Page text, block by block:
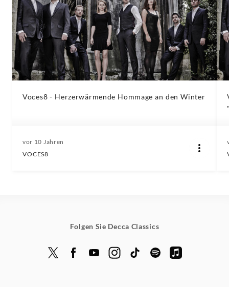
Voces8 - Herzerwärmende Hommage an den Winter
vor 10 Jahren
VOCES8
Folgen Sie Decca Classics